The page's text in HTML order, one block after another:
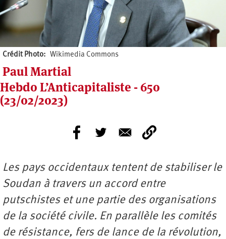
Crédit Photo Wikimedia Commons
Paul Martial
Hebdo L’Anticapitaliste - 650
(23/02/2023)
Les pays occidentaux tentent de stabiliser le
Soudan à travers un accord entre
putschistes et une partie des organisations
de la société civile. En parallèle les comités
de résistance, fers de lance de la révolution,